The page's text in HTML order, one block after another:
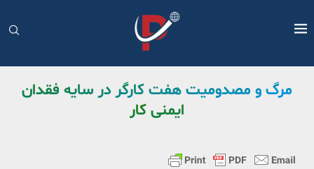
مرگ و مصدومیت هفت کارگر در سایه فقدان
ایمنی کار